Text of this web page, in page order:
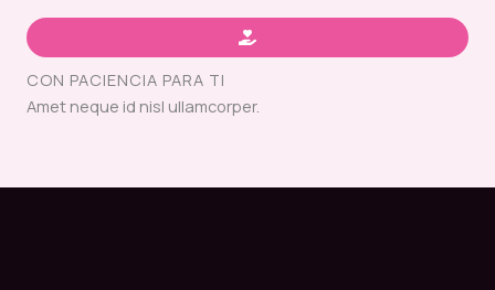
CON PACIENCIA PARA TI
Amet neque id nisl ullamcorper.